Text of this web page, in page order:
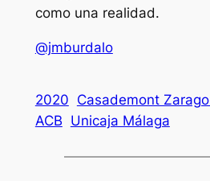
como una realidad.
@jmburdalo
2020 Casademont
ACB Unicaja Málaga